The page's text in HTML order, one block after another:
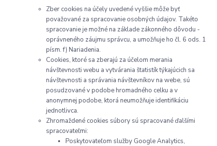
Zber cookies na účely uvedené vyššie môže byť
považované za spracovanie osobných údajov. Takéto
spracovanie je možné na základe zákonného dôvodu -
oprávneného záujmu správcu, a umožňuje ho čl. 6 ods. 1
písm. f) Nariadenia.
Cookies, ktoré sa zberajú za účelom merania
návštevnosti webu a vytvárania štatistík týkajúcich sa
návštevnosti a správania návštevníkov na webe, sú
posudzované v podobe hromadného celku a v
anonymnej podobe, ktorá neumožňuje identifikáciu
jednotlivca.
Zhromaždené cookies súbory sú spracované ďalšími
spracovateľmi:
Poskytovateľom služby Google Analytics,